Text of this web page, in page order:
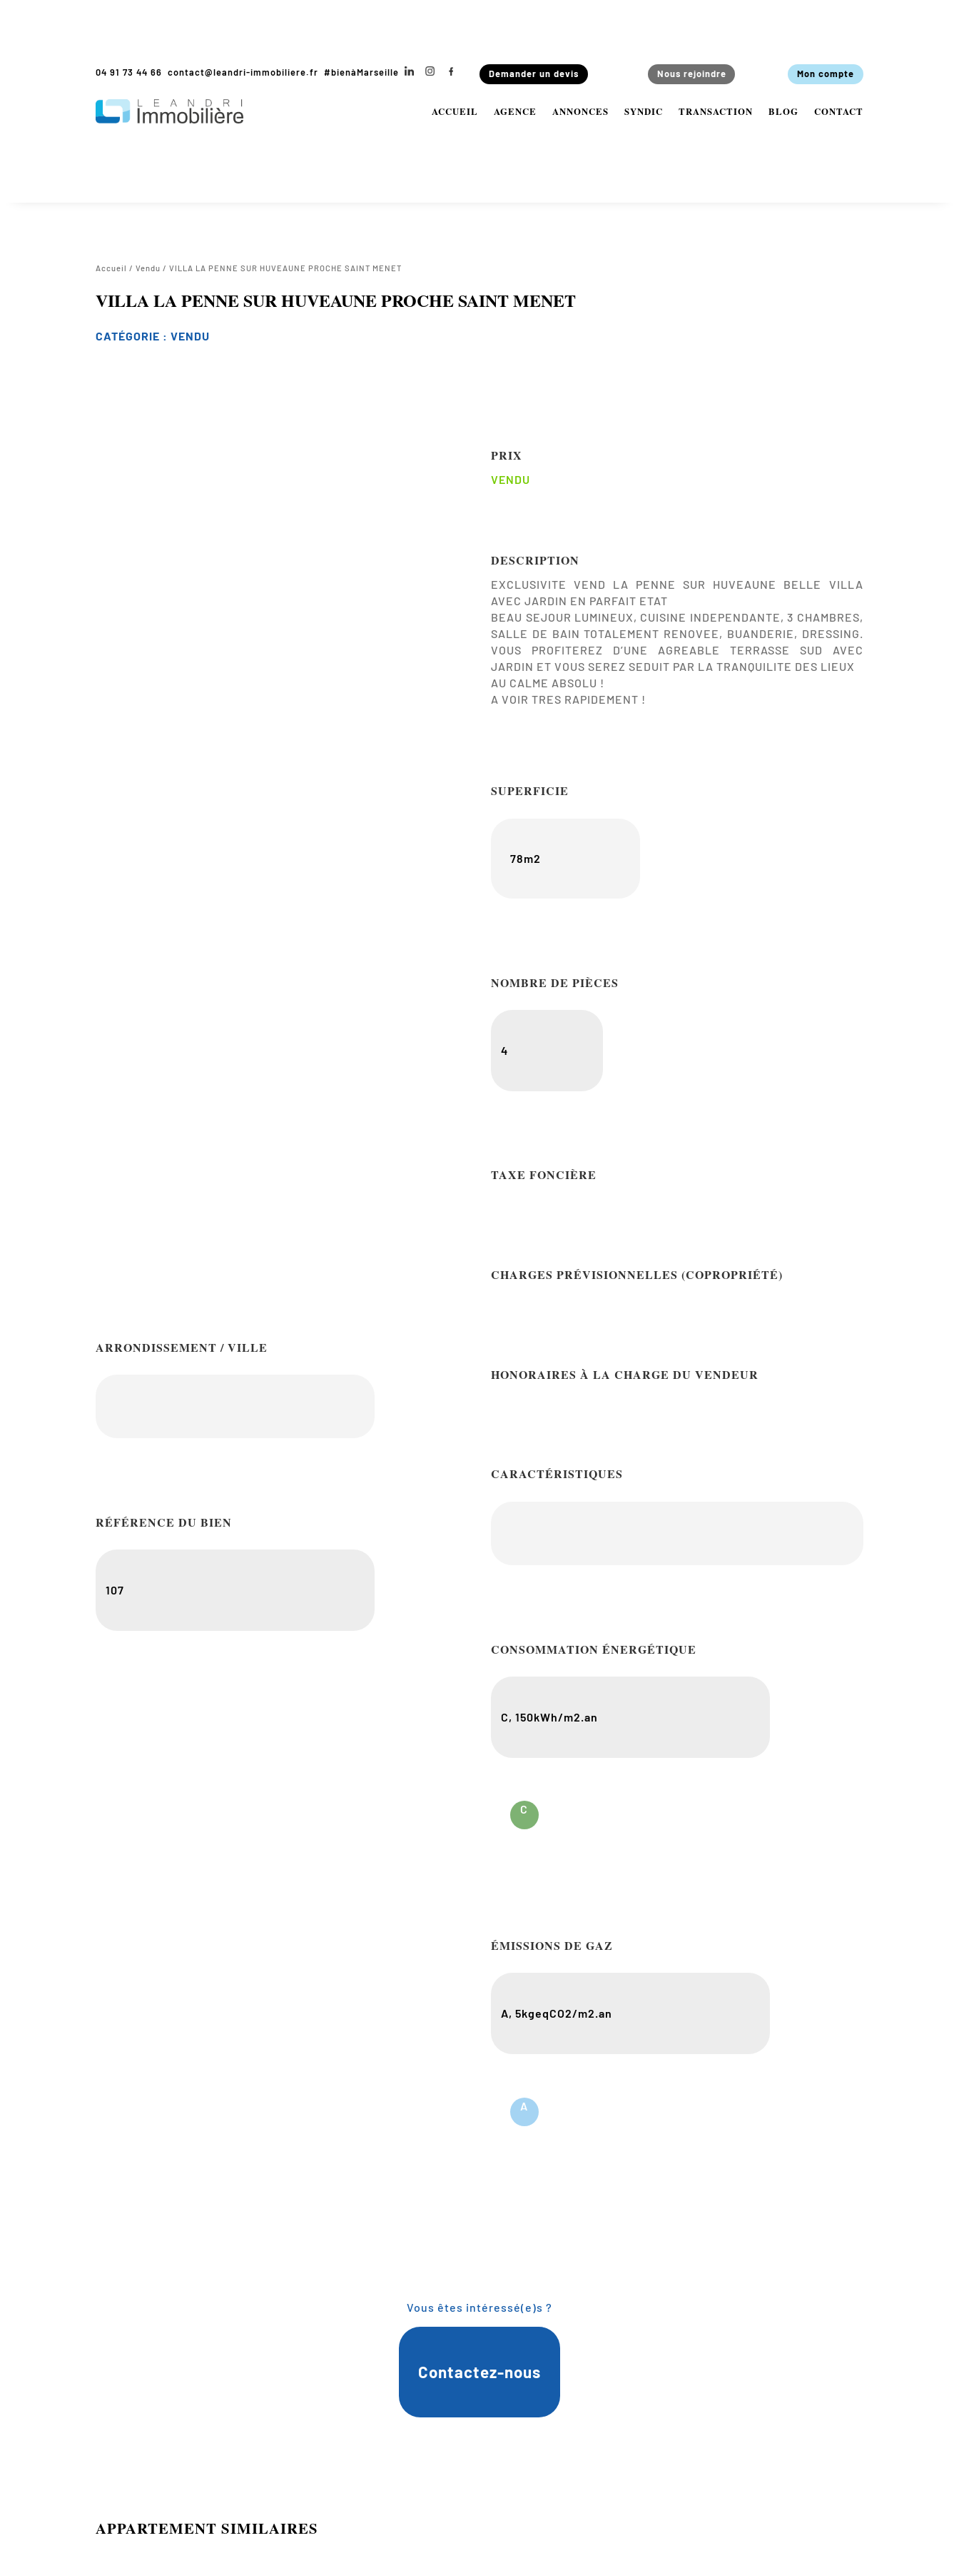
04 91 73 44 66 contact@leandri-immobiliere.fr #bienàMarseille Demander un devis Nous rejoindre Mon compte
ACCUEIL AGENCE ANNONCES SYNDIC TRANSACTION BLOG CONTACT
Accueil /Vendu / VILLA LA PENNE SUR HUVEAUNE PROCHE SAINT MENET
VILLA LA PENNE SUR HUVEAUNE PROCHE SAINT MENET
CATÉGORIE :VENDU
ARRONDISSEMENT / VILLE
RÉFÉRENCE DU BIEN
107
PRIX
VENDU
DESCRIPTION
EXCLUSIVITE VEND LA PENNE SUR HUVEAUNE BELLE VILLA
AVEC JARDIN EN PARFAIT ETAT
BEAU SEJOUR LUMINEUX, CUISINE INDEPENDANTE, 3 CHAMBRES,
SALLE DE BAIN TOTALEMENT RENOVEE, BUANDERIE, DRESSING.
VOUS PROFITEREZ D’UNE AGREABLE TERRASSE SUD AVEC
JARDIN ET VOUS SEREZ SEDUIT PAR LA TRANQUILITE DES LIEUX
AU CALME ABSOLU !
A VOIR TRES RAPIDEMENT !
SUPERFICIE
78m2
NOMBRE DE PIÈCES
4
TAXE FONCIÈRE
CHARGES PRÉVISIONNELLES (COPROPRIÉTÉ)
HONORAIRES À LA CHARGE DU VENDEUR
CARACTÉRISTIQUES
CONSOMMATION ÉNERGÉTIQUE
C, 150kWh/m2.an
C
ÉMISSIONS DE GAZ
A, 5kgeqCO2/m2.an
A
Vous êtes intéressé(e)s ?
Contactez-nous
APPARTEMENT SIMILAIRES